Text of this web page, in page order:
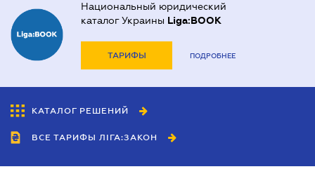
Национальный юридический
каталог Украины Liga:BOOK
ТАРИФЫ ПОДРОБНЕЕ
КАТАЛОГ РЕШЕНИЙ
ВСЕ ТАРИФЫ ЛІГА:ЗАКОН